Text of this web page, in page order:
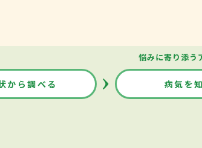
悩みに寄り添う
から調べる 病気を